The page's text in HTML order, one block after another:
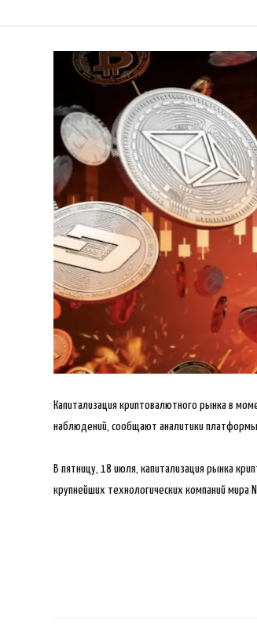
Капитализация криптовалютного рынка в
наблюдений, сообщают аналитики платформы
В пятницу, 18 июля, капитализация рынка
крупнейших технологических компаний мира